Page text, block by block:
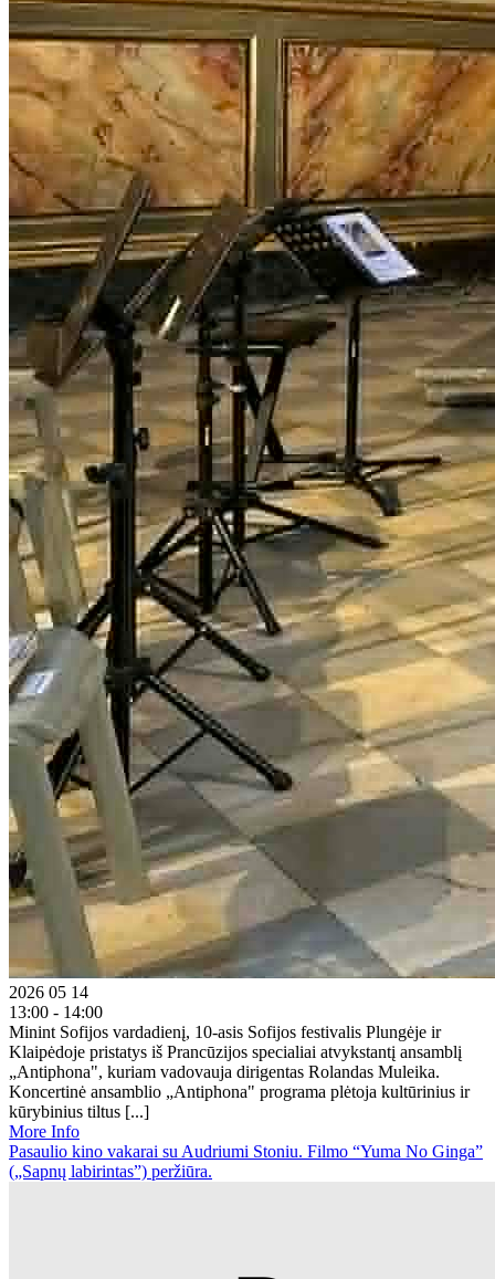
2026 05 14
13:00 - 14:00
Minint Sofijos vardadienį, 10-asis Sofijos festivalis Plungėje ir
Klaipėdoje pristatys iš Prancūzijos specialiai atvykstantį ansamblį
„Antiphona", kuriam vadovauja dirigentas Rolandas Muleika.
Koncertinė ansamblio „Antiphona" programa plėtoja kultūrinius ir
kūrybinius tiltus [...]
More Info
Pasaulio kino vakarai su Audriumi Stoniu. Filmo “Yuma No Ginga”
(„Sapnų labirintas”) peržiūra.